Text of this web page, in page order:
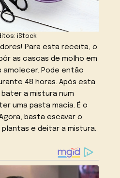
iStock
Para esta receita, o
as cascas de molho em
amolecer. Pode então
48 horas. Após esta
a mistura num
uma pasta macia. É o
basta escavar o
e deitar a mistura.